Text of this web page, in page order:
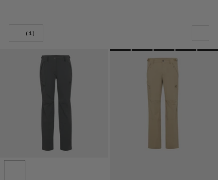
(1)
LA NOSTRA RACCOMANDAZIONE
PREZZO ALTO A BASSO